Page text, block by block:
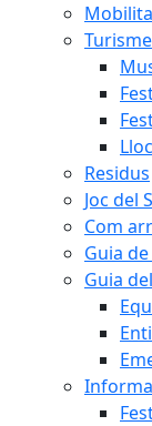
Turisme
Residus
Joc del
Com
Guia
Guia